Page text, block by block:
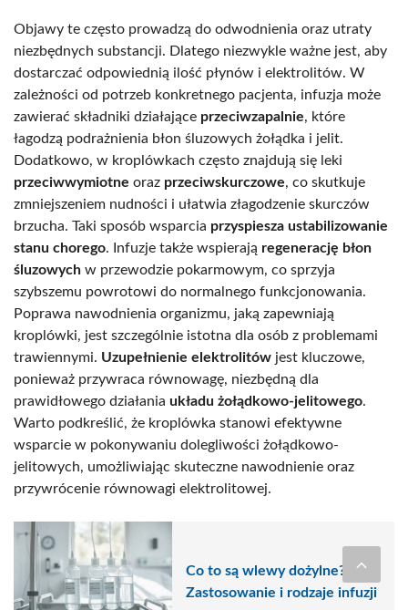
Objawy te często prowadzą do odwodnienia oraz utraty
niezbędnych substancji. Dlatego niezwykle ważne jest, aby
dostarczać odpowiednią ilość płynów i elektrolitów. W
zależności od potrzeb konkretnego pacjenta, infuzja może
zawierać składniki działające przeciwzapalnie, które
łagodzą podrażnienia błon śluzowych żołądka i jelit.
Dodatkowo, w kroplówkach często znajdują się leki
przeciwwymiotne oraz przeciwskurczowe, co skutkuje
zmniejszeniem nudności i ułatwia złagodzenie skurczów
brzucha. Taki sposób wsparcia przyspiesza ustabilizowanie
stanu chorego. Infuzje także wspierają regenerację błon
śluzowych w przewodzie pokarmowym, co sprzyja
szybszemu powrotowi do normalnego funkcjonowania.
Poprawa nawodnienia organizmu, jaką zapewniają
kroplówki, jest szczególnie istotna dla osób z problemami
trawiennymi. Uzupełnienie elektrolitów jest kluczowe,
ponieważ przywraca równowagę, niezbędną dla
prawidłowego działania układu żołądkowo-jelitowego.
Warto podkreślić, że kroplówka stanowi efektywne
wsparcie w pokonywaniu dolegliwości żołądkowo-
jelitowych, umożliwiając skuteczne nawodnienie oraz
przywrócenie równowagi elektrolitowej.
Co to są wlewy dożylne?
Zastosowanie i rodzaje infuzji